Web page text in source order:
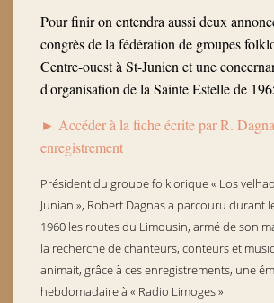
Pour finir on entendra aussi deux
congrès de la fédération de groupes
Centre-ouest à St-Junien et une
d'organisation de la Sainte Estelle de
► Accéder à la fiche écrite par R.
enregistrement
Président du groupe folklorique « Los
Junian », Robert Dagnas a parcouru durant
1960 les routes du Limousin, armé de son
la recherche de chanteurs, conteurs et
animait, grâce à ces enregistrements, une
hebdomadaire à « Radio Limoges ».